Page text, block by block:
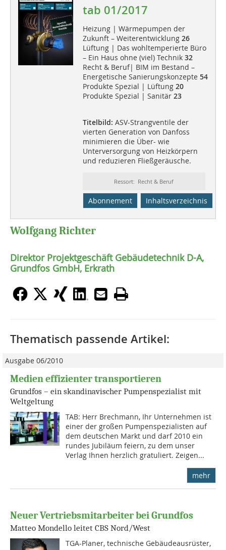
tab 01/2017
Heizung | Wärmepumpen der
Zukunft – Weiterentwicklung 26
Lüftung | Das wohltemperierte Büro
– Ein Haus ohne (viel) Technik 32
Recht & Beruf| BIM im Bestand –
Energetische Sanierungskonzepte 54
Produkte Spezial | Lüftung 20
Produkte Spezial | Sanitär 23
Titelbild: ASV-Strangventile der
vierten Generation von Danfoss
minimieren die Über- wie
Unterversorgung von Heizkörpern
und reduzieren Fließgeräusche.
Ressort: Recht & Beruf
Abonnement Inhaltsverzeichnis
Wolfgang Richter
Direktor Projektgeschäft Gebäudetechnik D-A,
Grundfos GmbH, Erkrath
Thematisch passende Artikel:
Ausgabe 06/2010
Medien effizienter transportieren
Grundfos – ein skandinavischer Pumpenspezialist mit
Weltgeltung
TAB: Herr Brechmann, Ihr Unternehmen ist
einer der großen Pumpenspezialisten auf
dem deutschen Markt und darf 2010 ein
rundes Jubiläum feiern, zu dem unser
Verlag Ihnen herzlich gratuliert. Zeigen...
mehr
Neuer Vertriebsmitarbeiter bei Grundfos
Matteo Mondello leitet CBS Nord/West
TGA-Planer, technische Gebäudeausrüster,